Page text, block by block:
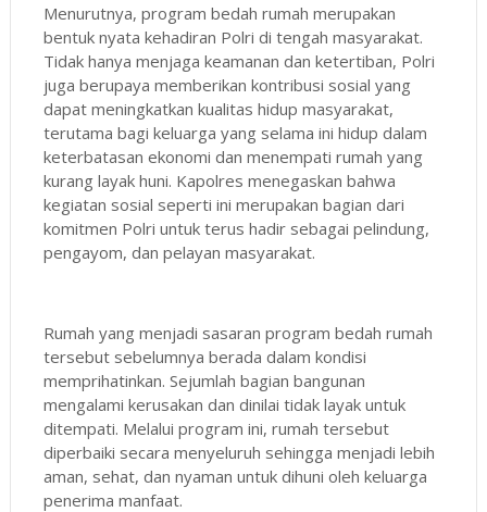
Menurutnya, program bedah rumah merupakan
bentuk nyata kehadiran Polri di tengah masyarakat.
Tidak hanya menjaga keamanan dan ketertiban, Polri
juga berupaya memberikan kontribusi sosial yang
dapat meningkatkan kualitas hidup masyarakat,
terutama bagi keluarga yang selama ini hidup dalam
keterbatasan ekonomi dan menempati rumah yang
kurang layak huni. Kapolres menegaskan bahwa
kegiatan sosial seperti ini merupakan bagian dari
komitmen Polri untuk terus hadir sebagai pelindung,
pengayom, dan pelayan masyarakat.
Rumah yang menjadi sasaran program bedah rumah
tersebut sebelumnya berada dalam kondisi
memprihatinkan. Sejumlah bagian bangunan
mengalami kerusakan dan dinilai tidak layak untuk
ditempati. Melalui program ini, rumah tersebut
diperbaiki secara menyeluruh sehingga menjadi lebih
aman, sehat, dan nyaman untuk dihuni oleh keluarga
penerima manfaat.